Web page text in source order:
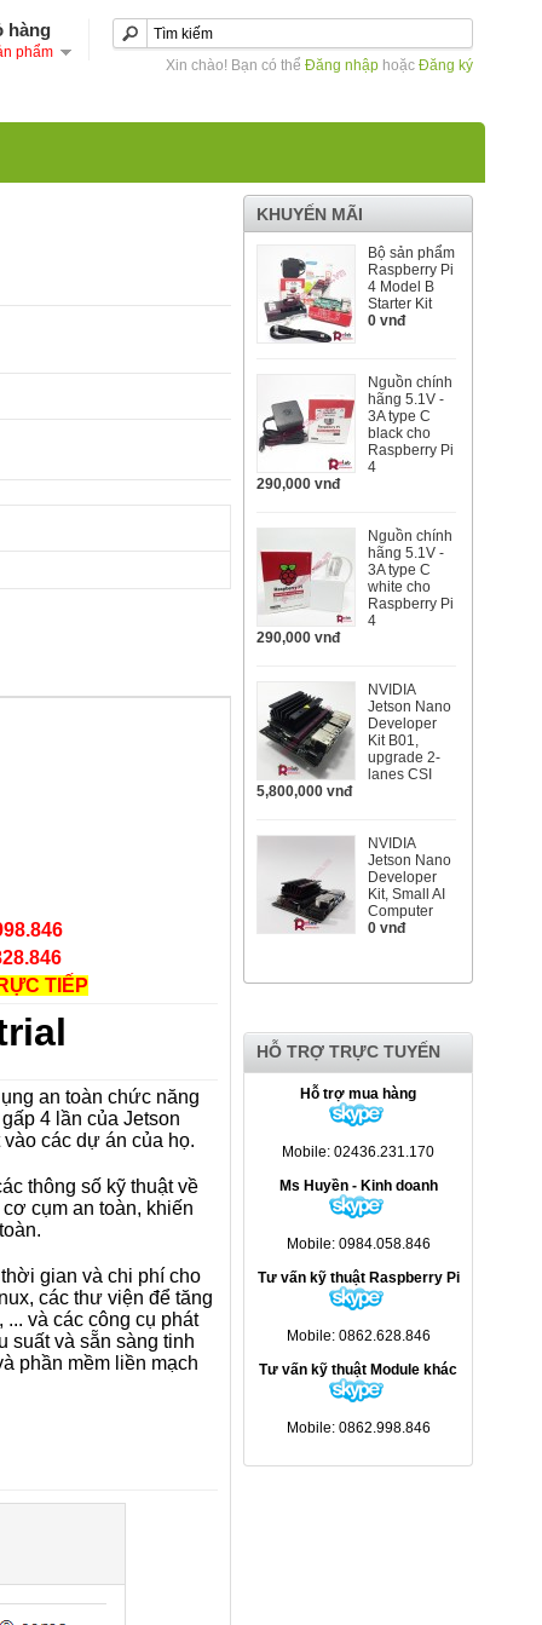
hàng
phẩm
Xin chào! Bạn có thể Đăng nhập hoặc Đăng ký
KHUYẾN MÃI
Bộ sản phẩm
Raspberry Pi
4 Model B
Starter Kit
0 vnđ
Nguồn chính
hãng 5.1V -
3A type C
black cho
Raspberry Pi
4
290,000 vnđ
Nguồn chính
hãng 5.1V -
3A type C
white cho
Raspberry Pi
4
290,000 vnđ
NVIDIA
Jetson Nano
Developer
Kit B01,
upgrade 2-
lanes CSI
5,800,000 vnđ
NVIDIA
Jetson Nano
Developer
Kit, Small AI
Computer
0 vnđ
HỖ TRỢ TRỰC TUYẾN
Hỗ trợ mua hàng
Mobile: 02436.231.170
Ms Huyền - Kinh doanh
Mobile: 0984.058.846
Tư vấn kỹ thuật Raspberry Pi
Mobile: 0862.628.846
Tư vấn kỹ thuật Module khác
Mobile: 0862.998.846
TIẾP
an toàn chức năng
4 lần của Jetson
các dự án của họ.
thông số kỹ thuật về
cụm an toàn, khiến
gian và chi phí cho
các thư viện để tăng
và các công cụ phát
suất và sẵn sàng tinh
phần mềm liền mạch